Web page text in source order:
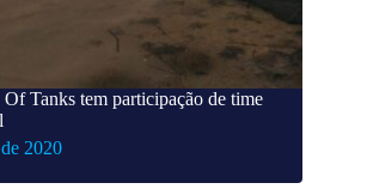
Tanks tem participação de time
2020